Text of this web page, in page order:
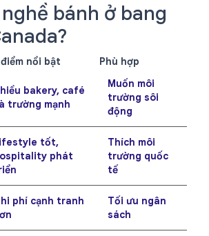
bánh ở bang
nổi bật Phù hợp
bakery, café
trường mạnh
Muốn môi
trường sôi
động
tốt,
phát
Thích môi
trường quốc
tế
phí cạnh tranh
Tối ưu ngân
sách